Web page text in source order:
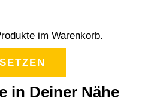
im Warenkorb.
in Deiner Nähe